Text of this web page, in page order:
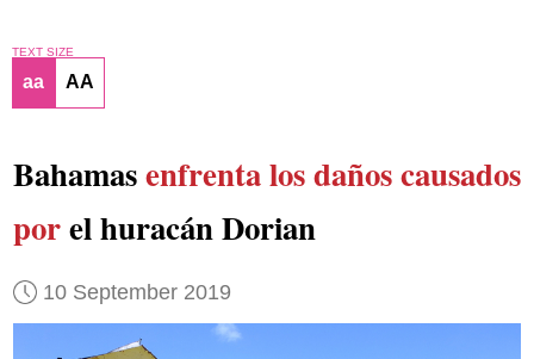
TEXT SIZE
aa AA
Bahamasenfrenta los dañoscausados
porel huracán Dorian
10 September 2019